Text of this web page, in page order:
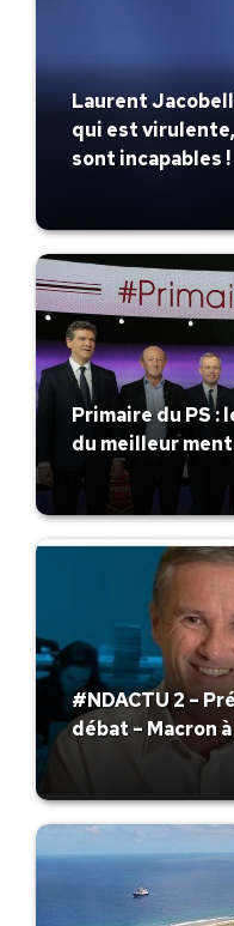
Laurent
qui est
sont incapables !
Primaire du PS :
du meilleur
#NDACTU 2 –
débat – Macron